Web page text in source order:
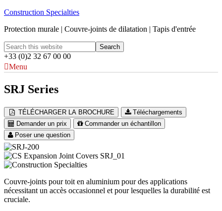
Construction Specialties
Protection murale | Couvre-joints de dilatation | Tapis d'entrée
+33 (0)2 32 67 00 00
Menu
SRJ Series
TÉLÉCHARGER LA BROCHURE
Téléchargements
Demander un prix
Commander un échantillon
Poser une question
Couvre-joints pour toit en aluminium pour des applications
nécessitant un accès occasionnel et pour lesquelles la durabilité est
cruciale.